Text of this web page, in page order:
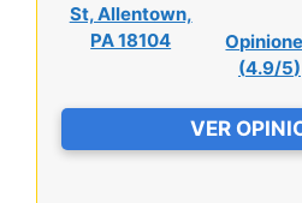
St, Allentown,
PA 18104
(4.9/5)
VER